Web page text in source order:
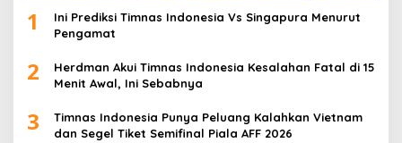
1
Ini Prediksi Timnas Indonesia Vs Singapura Menurut
Pengamat
2
Herdman Akui Timnas Indonesia Kesalahan Fatal di 15
Menit Awal, Ini Sebabnya
3
Timnas Indonesia Punya Peluang Kalahkan Vietnam
dan Segel Tiket Semifinal Piala AFF 2026